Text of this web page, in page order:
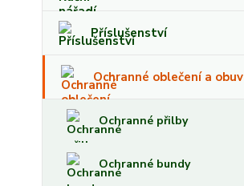
Příslušenství
Ochranné oblečení a obuv
Ochranné přilby
Ochranné bundy